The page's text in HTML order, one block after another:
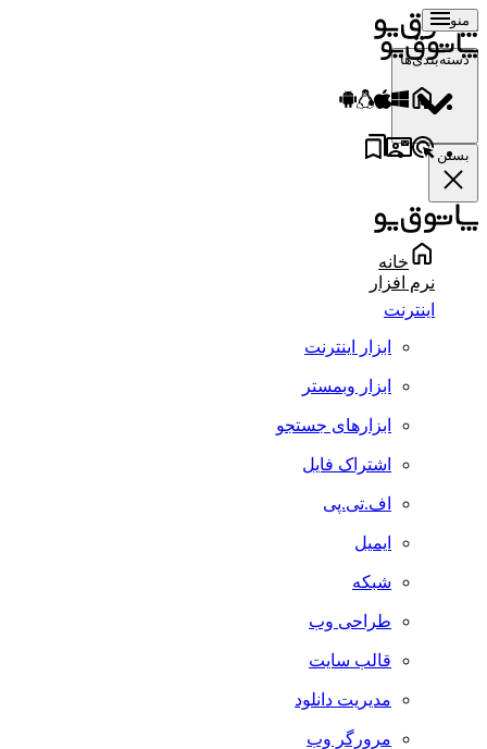
منو
دسته‌بندی‌ها
بستن
خانه
نرم افزار
اینترنت
ابزار اینترنت
ابزار وبمستر
ابزارهای جستجو
اشتراک فایل
اف.تی.پی
ایمیل
شبکه
طراحی وب
قالب سایت
مدیریت دانلود
مرورگر وب